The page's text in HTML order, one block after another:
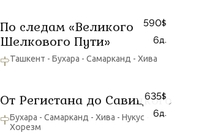
По следам «Великого
Шелкового Пути»
Ташкент - Бухара - Самарканд - Хива
590$
6д.
От Регистана до Савицкого
Бухара - Самарканд - Хива - Нукус -
Хорезм
635$
6д.